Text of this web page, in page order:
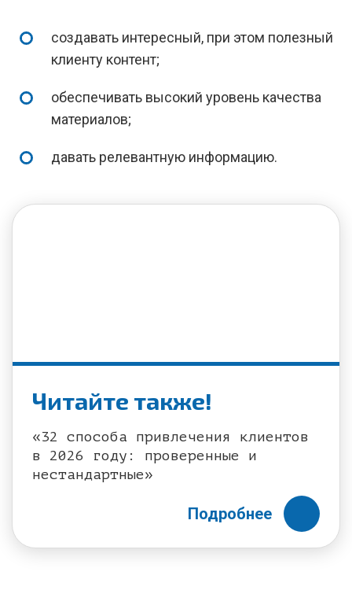
создавать интересный, при этом полезный
клиенту контент;
обеспечивать высокий уровень качества
материалов;
давать релевантную информацию.
Читайте также!
«32 способа привлечения клиентов
в 2026 году: проверенные и
нестандартные»
Подробнее